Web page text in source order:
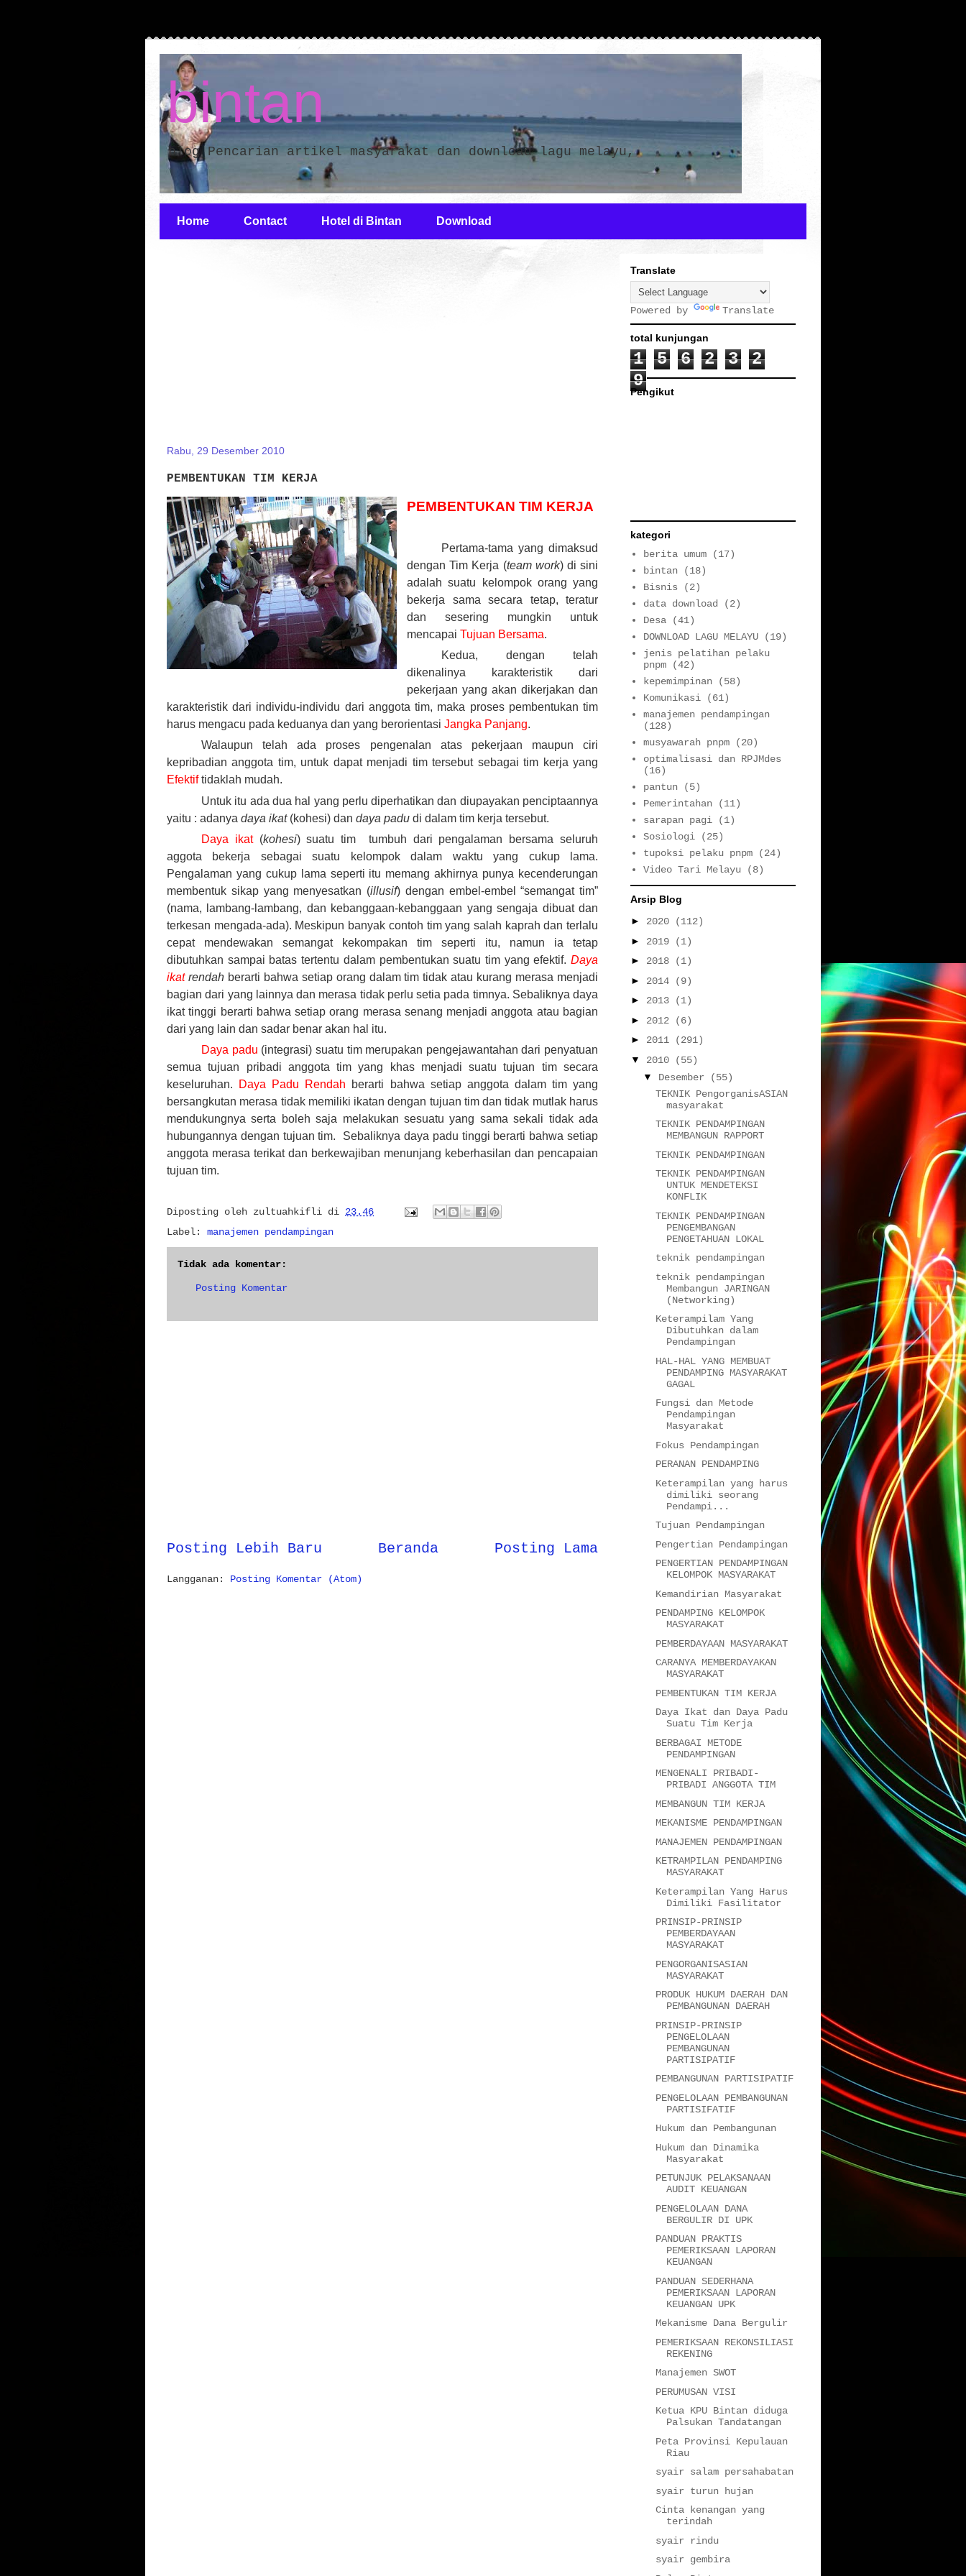
bintan
blog Pencarian artikel masyarakat dan download lagu melayu,
Home Contact Hotel di Bintan Download
Rabu, 29 Desember 2010
PEMBENTUKAN TIM KERJA
PEMBENTUKAN TIM KERJA
Pertama-tama yang dimaksud
dengan Tim Kerja (team work) di sini
adalah suatu kelompok orang yang
bekerja sama secara tetap, teratur
dan sesering mungkin untuk
mencapai Tujuan Bersama.
Kedua, dengan telah
dikenalinya karakteristik dari
pekerjaan yang akan dikerjakan dan
karakteristik dari individu-individu dari anggota tim, maka proses pembentukan tim
harus mengacu pada keduanya dan yang berorientasi Jangka Panjang.
Walaupun telah ada proses pengenalan atas pekerjaan maupun ciri
kepribadian anggota tim, untuk dapat menjadi tim tersebut sebagai tim kerja yang
Efektiftidaklah mudah.
Untuk itu ada dua hal yang perlu diperhatikan dan diupayakan penciptaannya
yaitu : adanya daya ikat(kohesi) dan daya padu di dalam tim kerja tersebut.
Daya ikat(kohesi) suatu tim tumbuh dari pengalaman bersama seluruh
aggota bekerja sebagai suatu kelompok dalam waktu yang cukup lama.
Pengalaman yang cukup lama seperti itu memang akhirnya punya kecenderungan
membentuk sikap yang menyesatkan (illusif) dengan embel-embel “semangat tim”
(nama, lambang-lambang, dan kebanggaan-kebanggaan yang sengaja dibuat dan
terkesan mengada-ada). Meskipun banyak contoh tim yang salah kaprah dan terlalu
cepat mendewakan semangat kekompakan tim seperti itu, namun ia tetap
dibutuhkan sampai batas tertentu dalam pembentukan suatu tim yang efektif. Daya
ikatrendah berarti bahwa setiap orang dalam tim tidak atau kurang merasa menjadi
bagian dari yang lainnya dan merasa tidak perlu setia pada timnya. Sebaliknya daya
ikat tinggi berarti bahwa setiap orang merasa senang menjadi anggota atau bagian
dari yang lain dan sadar benar akan hal itu.
Daya padu (integrasi) suatu tim merupakan pengejawantahan dari penyatuan
semua tujuan pribadi anggota tim yang khas menjadi suatu tujuan tim secara
keseluruhan.
Daya Padu Rendah berarti bahwa setiap anggota dalam tim yang
bersangkutan merasa tidak memiliki ikatan dengan tujuan tim dan tidak mutlak harus
mendukungnya serta boleh saja melakukan sesuatu yang sama sekali tidak ada
hubungannya dengan tujuan tim. Sebaliknya daya padu tinggi berarti bahwa setiap
anggota merasa terikat dan berkewajiban menunjang keberhasilan dan pencapaian
tujuan tim.
Diposting oleh zultuahkifli di 23.46
Label: manajemen pendampingan
Tidak ada komentar:
Posting Komentar
Posting Lebih Baru Posting Lama
Beranda
Langganan: Posting Komentar (Atom)
Translate
Powered by Translate
total kunjungan
1 5 6 2 3
2
9
Pengikut
kategori
berita umum
(17)
bintan
(18)
Bisnis
(2)
data download
(2)
Desa
(41)
DOWNLOAD LAGU MELAYU
(19)
jenis pelatihan pelaku
pnpm
(42)
kepemimpinan
(58)
Komunikasi
(61)
manajemen pendampingan
(128)
musyawarah pnpm
(20)
optimalisasi dan RPJMdes
(16)
pantun
(5)
Pemerintahan
(11)
sarapan pagi
(1)
Sosiologi
(25)
tupoksi pelaku pnpm
(24)
Video Tari Melayu
(8)
Arsip Blog
► 2020
(112)
► 2019
(1)
► 2018
(1)
► 2014
(9)
► 2013
(1)
► 2012
(6)
► 2011
(291)
▼ 2010
(55)
▼ Desember
(55)
TEKNIK PengorganisASIAN
masyarakat
TEKNIK PENDAMPINGAN
MEMBANGUN RAPPORT
TEKNIK PENDAMPINGAN
TEKNIK PENDAMPINGAN
UNTUK MENDETEKSI
KONFLIK
TEKNIK PENDAMPINGAN
PENGEMBANGAN
PENGETAHUAN LOKAL
teknik pendampingan
teknik pendampingan
Membangun JARINGAN
(Networking)
Keterampilam Yang
Dibutuhkan dalam
Pendampingan
HAL-HAL YANG MEMBUAT
PENDAMPING MASYARAKAT
GAGAL
Fungsi dan Metode
Pendampingan
Masyarakat
Fokus Pendampingan
PERANAN PENDAMPING
Keterampilan yang harus
dimiliki seorang
Pendampi...
Tujuan Pendampingan
Pengertian Pendampingan
PENGERTIAN PENDAMPINGAN
KELOMPOK MASYARAKAT
Kemandirian Masyarakat
PENDAMPING KELOMPOK
MASYARAKAT
PEMBERDAYAAN MASYARAKAT
CARANYA MEMBERDAYAKAN
MASYARAKAT
PEMBENTUKAN TIM KERJA
Daya Ikat dan Daya Padu
Suatu Tim Kerja
BERBAGAI METODE
PENDAMPINGAN
MENGENALI PRIBADI-
PRIBADI ANGGOTA TIM
MEMBANGUN TIM KERJA
MEKANISME PENDAMPINGAN
MANAJEMEN PENDAMPINGAN
KETRAMPILAN PENDAMPING
MASYARAKAT
Keterampilan Yang Harus
Dimiliki Fasilitator
PRINSIP-PRINSIP
PEMBERDAYAAN
MASYARAKAT
PENGORGANISASIAN
MASYARAKAT
PRODUK HUKUM DAERAH DAN
PEMBANGUNAN DAERAH
PRINSIP-PRINSIP
PENGELOLAAN
PEMBANGUNAN
PARTISIPATIF
PEMBANGUNAN PARTISIPATIF
PENGELOLAAN PEMBANGUNAN
PARTISIFATIF
Hukum dan Pembangunan
Hukum dan Dinamika
Masyarakat
PETUNJUK PELAKSANAAN
AUDIT KEUANGAN
PENGELOLAAN DANA
BERGULIR DI UPK
PANDUAN PRAKTIS
PEMERIKSAAN LAPORAN
KEUANGAN
PANDUAN SEDERHANA
PEMERIKSAAN LAPORAN
KEUANGAN UPK
Mekanisme Dana Bergulir
PEMERIKSAAN REKONSILIASI
REKENING
Manajemen SWOT
PERUMUSAN VISI
Ketua KPU Bintan diduga
Palsukan Tandatangan
Peta Provinsi Kepulauan
Riau
syair salam persahabatan
syair turun hujan
Cinta kenangan yang
terindah
syair rindu
syair gembira